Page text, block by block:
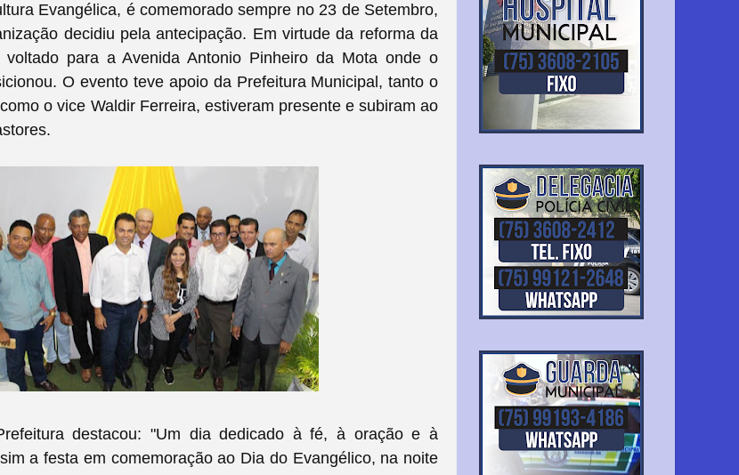
Evangélica, é comemorado sempre no 23 de Setembro,
decidiu pela antecipação. Em virtude da reforma da
para a Avenida Antonio Pinheiro da Mota onde o
O evento teve apoio da Prefeitura Municipal, tanto o
o vice Waldir Ferreira, estiveram presente e subiram ao
destacou: "Um dia dedicado à fé, à oração e à
a festa em comemoração ao Dia do Evangélico, na noite